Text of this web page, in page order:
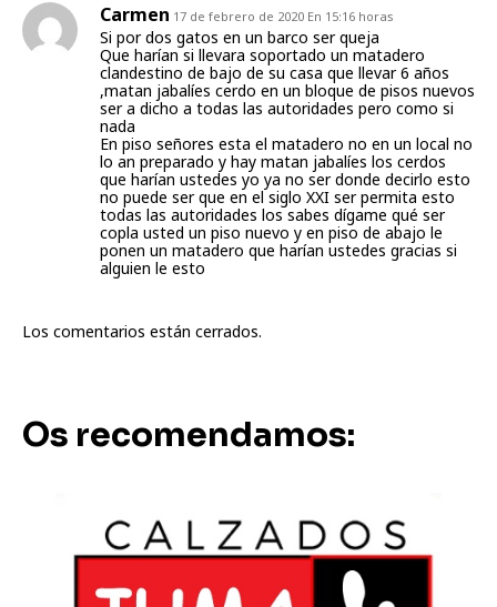
Carmen 17 de febrero de 2020 En 15:16 horas
Si por dos gatos en un barco ser queja
Que harían si llevara soportado un matadero
clandestino de bajo de su casa que llevar 6 años
,matan jabalíes cerdo en un bloque de pisos nuevos
ser a dicho a todas las autoridades pero como si
nada
En piso señores esta el matadero no en un local no
lo an preparado y hay matan jabalíes los cerdos
que harían ustedes yo ya no ser donde decirlo esto
no puede ser que en el siglo XXI ser permita esto
todas las autoridades los sabes dígame qué ser
copla usted un piso nuevo y en piso de abajo le
ponen un matadero que harían ustedes gracias si
alguien le esto
Los comentarios están cerrados.
Os recomendamos: